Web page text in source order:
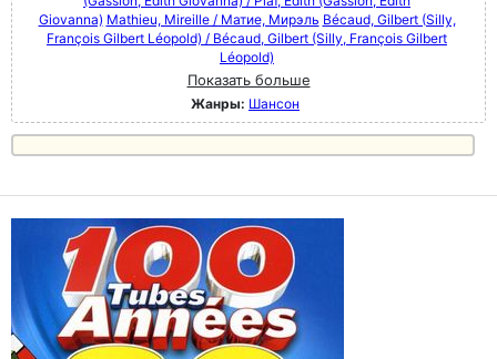
Giovanna) Mathieu, Mireille / Матие, Мирэль Bécaud, Gilbert (Silly,
François Gilbert Léopold) / Bécaud, Gilbert (Silly, François Gilbert
Léopold)
Показать больше
Жанры: Шансон